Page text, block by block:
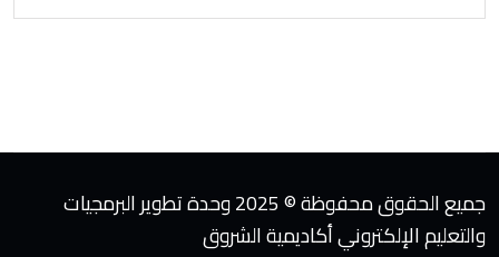
جميع الحقوق محفوظة © 2025 وحدة تطوير البرمجيات
والتعليم الإلكتروني أكاديمية الشروق